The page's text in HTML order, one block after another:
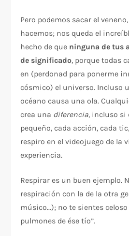
Pero podemos sacar el
hacemos; nos queda el
hecho de que ninguna de tus
de significado, porque todas
en (perdonad para ponerme
cósmico) el universo. Incluso
océano causa una ola.
crea una diferencia, incluso si
pequeño, cada acción, cada
respiro en el videojuego de la
experiencia.
Respirar es un buen ejemplo.
respiración con la de la otra
músico…); no te sientes
pulmones de ése tío”.